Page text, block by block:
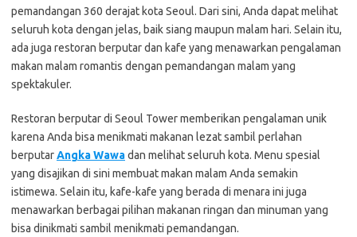
pemandangan 360 derajat kota Seoul. Dari sini, Anda dapat melihat
seluruh kota dengan jelas, baik siang maupun malam hari. Selain itu,
ada juga restoran berputar dan kafe yang menawarkan pengalaman
makan malam romantis dengan pemandangan malam yang
spektakuler.
Restoran berputar di Seoul Tower memberikan pengalaman unik
karena Anda bisa menikmati makanan lezat sambil perlahan
berputarAngka Wawadan melihat seluruh kota. Menu spesial
yang disajikan di sini membuat makan malam Anda semakin
istimewa. Selain itu, kafe-kafe yang berada di menara ini juga
menawarkan berbagai pilihan makanan ringan dan minuman yang
bisa dinikmati sambil menikmati pemandangan.